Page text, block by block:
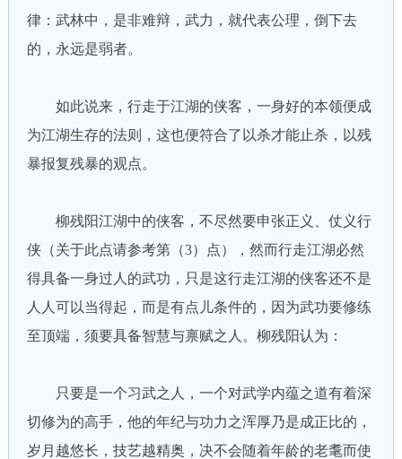
律：武林中，是非难辩，武力，就代表公理，倒下去
的，永远是弱者。
如此说来，行走于江湖的侠客，一身好的本领便成
为江湖生存的法则，这也便符合了以杀才能止杀，以残
暴报复残暴的观点。
柳残阳江湖中的侠客，不尽然要申张正义、仗义行
侠（关于此点请参考第（3）点），然而行走江湖必然
得具备一身过人的武功，只是这行走江湖的侠客还不是
人人可以当得起，而是有点儿条件的，因为武功要修练
至顶端，须要具备智慧与禀赋之人。柳残阳认为：
只要是一个习武之人，一个对武学内蕴之道有着深
切修为的高手，他的年纪与功力之浑厚乃是成正比的，
岁月越悠长，技艺越精奥，决不会随着年龄的老耄而使